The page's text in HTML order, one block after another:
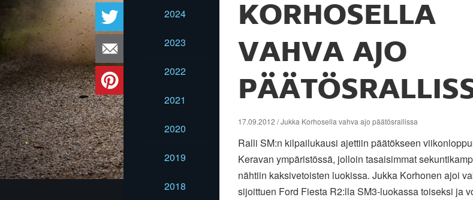
2024
2023
2022
2021
2020
2019
2018
KORHOSELLA
VAHVA AJO
17.09.2012 / Jukka Korhosella vahva ajo päätösrallissa
Ralli SM:n kilpailukausi ajettiin päätökseen
Keravan ympäristössä, jolloin tasaisimmat
nähtiin kaksivetoisten luokissa. Jukka Korhonen ajoi
sijoittuen Ford Fiesta R2:lla SM3-luokassa toiseksi ja